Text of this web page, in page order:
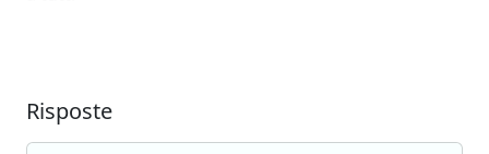
Risposte